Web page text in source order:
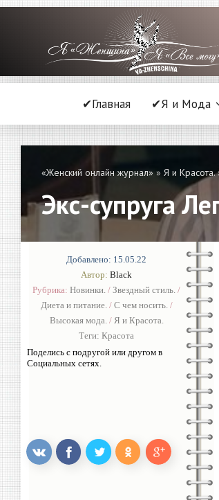
✔Главная ✔Я и Мода
«Женский онлайн журнал»» Я и Красота.
Экс-супруга
Добавлено: 15.05.22
Автор: Black
Рубрика: Новинки. / Звездный стиль. /
Диета и питание./ С чем носить./
Высокая мода./ Я и Красота.
Теги: Красота
Поделись с подругой или другом в
Социальных сетях.